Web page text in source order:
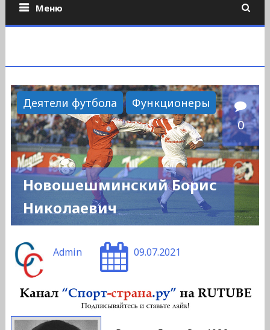
Меню
Деятели футбола Функционеры
0
Новошешминский Борис
Николаевич
Admin 09.07.2021